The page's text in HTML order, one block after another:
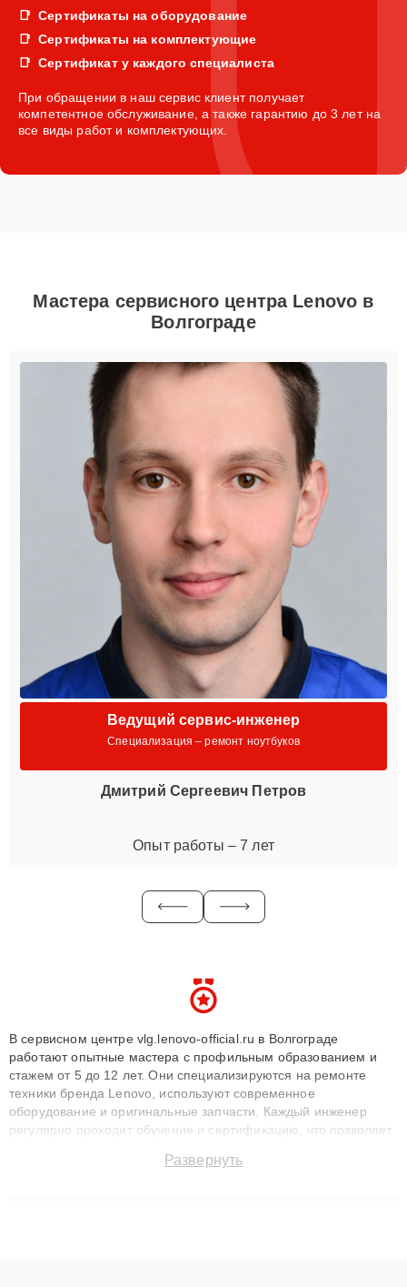
Сертификаты на оборудование
Сертификаты на комплектующие
Сертификат у каждого специалиста
При обращении в наш сервис клиент получает
компетентное обслуживание, а также гарантию до 3 лет на
все виды работ и комплектующих.
Мастера сервисного центра Lenovo в
Волгограде
Ведущий сервис-инженер
Специализация – ремонт ноутбуков
Дмитрий Сергеевич Петров
Опыт работы – 7 лет
В сервисном центре vlg.lenovo-official.ru в Волгограде
работают опытные мастера с профильным образованием и
стажем от 5 до 12 лет. Они специализируются на ремонте
техники бренда Lenovo, используют современное
оборудование и оригинальные запчасти. Каждый инженер
регулярно проходит обучение и сертификацию, что позволяет
технику с сохранением гарантии до 3 лет. Наши мастера
Развернуть